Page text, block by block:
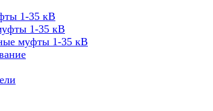
1-35 кВ
1-35 кВ
муфты 1-35 кВ